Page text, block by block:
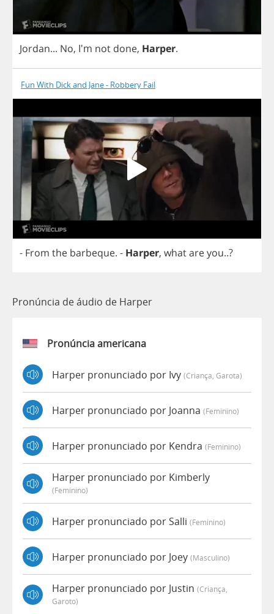
Jordan... No, I'm not done, Harper.
Fun With Dick and Jane - Robbery Fail
- From the barbeque. - Harper, whatareyou..?
Pronúncia de áudio de Harper
Pronúncia americana
Harper pronunciado por Ivy (criança, Garota)
Harper pronunciado por Joanna (feminino)
Harper pronunciado por Kendra (feminino)
Harper pronunciado por Kimberly
(feminino)
Harper pronunciado por Salli (feminino)
Harper pronunciado por Joey (masculino)
Harper pronunciado por Justin (criança,
Garoto)